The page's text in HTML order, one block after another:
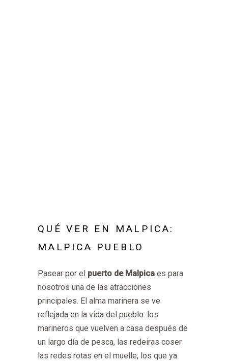
QUÉ VER EN MALPICA:
MALPICA PUEBLO
Pasear por el puerto de Malpica es para
nosotros una de las atracciones
principales. El alma marinera se ve
reflejada en la vida del pueblo: los
marineros que vuelven a casa después de
un largo día de pesca, las redeiras coser
las redes rotas en el muelle, los que ya